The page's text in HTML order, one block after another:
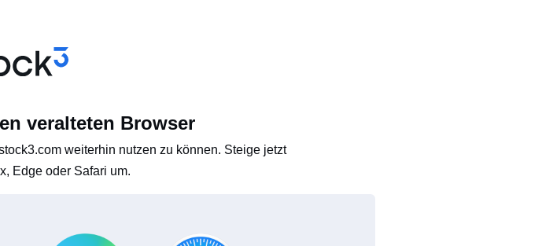
veralteten Browser
weiterhin nutzen zu können. Steige jetzt
Edge oder Safari um.